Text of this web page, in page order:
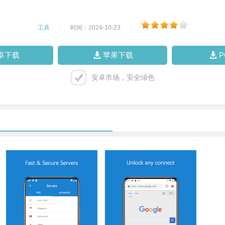
工具 时间：2024-10-23
下载 苹果下载
安卓市场，安全绿色